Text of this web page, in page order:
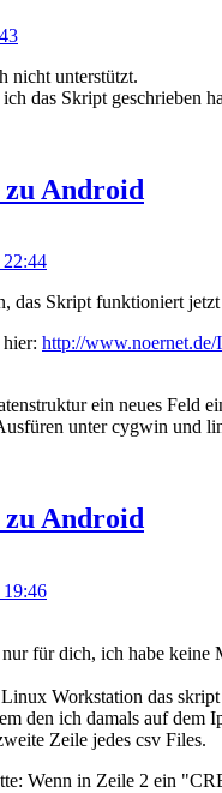
nicht unterstützt.
das Skript geschrieben
zu Android
das Skript funktioniert
http://
ein neues Feld
unter cygwin
zu Android
19:46
für dich, ich habe
Workstation das
den ich damals auf dem
Zeile jedes csv Files.
Wenn in Zeile 2 ein